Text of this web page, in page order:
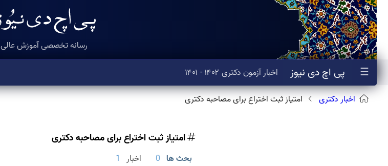
☰ پی اچ دی نیوز اخبارآزموندکتری
رسانه تخصصی آموزش عالی
اخبار دکتری امتیاز ثبت اختراع برای مصاحبه دکتری
امتیاز ثبت اختراع برای مصاحبه دکتری
بحث ها 0 اخبار 1